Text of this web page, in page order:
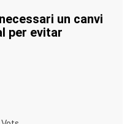
un canvi
per evitar